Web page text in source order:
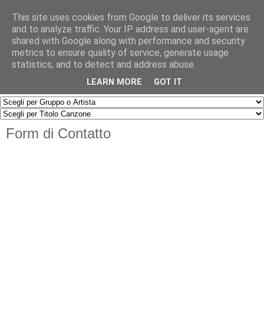
Form di Contatto
This site uses cookies from Google to deliver its services
and to analyze traffic. Your IP address and user-agent are
shared with Google along with performance and security
metrics to ensure quality of service, generate usage
statistics, and to detect and address abuse.
LEARN MORE GOT IT